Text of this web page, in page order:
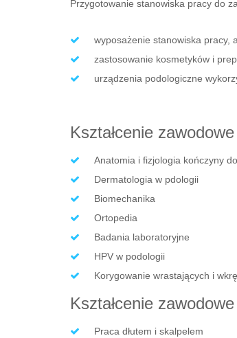
Przygotowanie stanowiska pracy do
wyposażenie stanowiska pracy,
zastosowanie kosmetyków i
urządzenia podologiczne
Kształcenie
Anatomia i fizjologia kończyny
Dermatologia w pdologii
Biomechanika
Ortopedia
Badania laboratoryjne
HPV w podologii
Korygowanie wrastających i
Kształcenie
Praca dłutem i skalpelem